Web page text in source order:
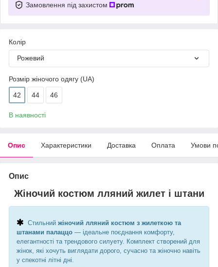
Замовлення під захистом
Колір
Рожевий
Розмір жіночого одягу (UA)
42 44 46
В наявності
Опис Характеристики Доставка Оплата Умови
Опис
Жіночий костюм лляний жилет і штани
Стильний жіночий лляний костюм з жилеткою та
штанами палаццо — ідеальне поєднання комфорту,
елегантності та трендового силуету. Комплект створений для
жінок, які хочуть виглядати дорого, сучасно та жіночно навіть
у спекотні літні дні.